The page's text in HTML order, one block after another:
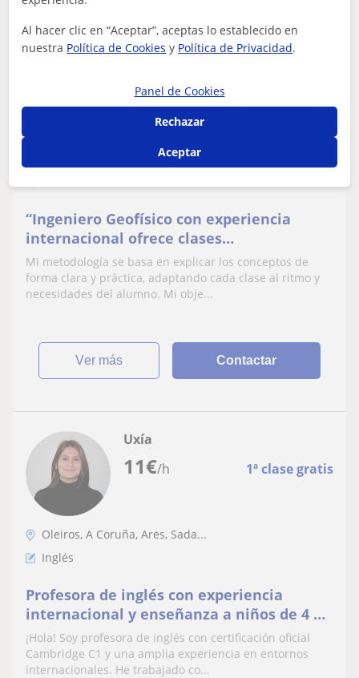
€/h
Profesor Verificado
“Ingeniero Geofísico con experiencia
internacional ofrece clases
personalizadas de Matemáticas, Física,
Química e Inglés.
Mi metodología se basa en explicar los conceptos de
forma clara y práctica, adaptando cada clase al ritmo y
necesidades del alumno. Mi obje...
ver más Contactar
11€/h 1ª clase gratis
Uxía
Oleiros, A Coruña, Ares, Sada...
Inglés
Profesora de inglés con experiencia
internacional y enseñanza a niños de 4 a
12 años
¡Hola! Soy profesora de inglés con certificación oficial
Cambridge C1 y una amplia experiencia en entornos
internacionales. He trabajado co...
Al hacer clic en “Aceptar”, aceptas lo establecido en
nuestra Política de Cookies y Política de Privacidad.
Panel de Cookies
Rechazar
Aceptar